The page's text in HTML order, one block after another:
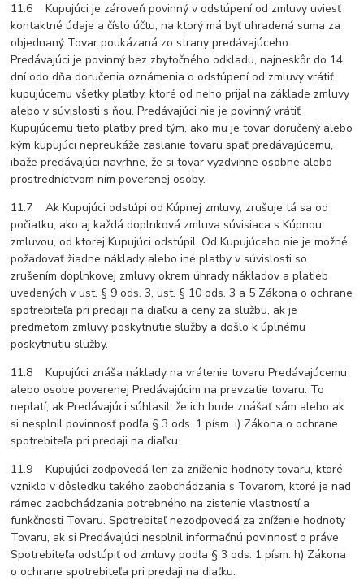
11.6 Kupujúci je zároveň povinný v odstúpení od zmluvy uviesť
kontaktné údaje a číslo účtu, na ktorý má byť uhradená suma za
objednaný Tovar poukázaná zo strany predávajúceho.
Predávajúci je povinný bez zbytočného odkladu, najneskôr do 14
dní odo dňa doručenia oznámenia o odstúpení od zmluvy vrátiť
kupujúcemu všetky platby, ktoré od neho prijal na základe zmluvy
alebo v súvislosti s ňou. Predávajúci nie je povinný vrátiť
Kupujúcemu tieto platby pred tým, ako mu je tovar doručený alebo
kým kupujúci nepreukáže zaslanie tovaru späť predávajúcemu,
ibaže predávajúci navrhne, že si tovar vyzdvihne osobne alebo
prostredníctvom ním poverenej osoby.
11.7 Ak Kupujúci odstúpi od Kúpnej zmluvy, zrušuje tá sa od
počiatku, ako aj každá doplnková zmluva súvisiaca s Kúpnou
zmluvou, od ktorej Kupujúci odstúpil. Od Kupujúceho nie je možné
požadovať žiadne náklady alebo iné platby v súvislosti so
zrušením doplnkovej zmluvy okrem úhrady nákladov a platieb
uvedených v ust. § 9 ods. 3, ust. § 10 ods. 3 a 5 Zákona o ochrane
spotrebiteľa pri predaji na diaľku a ceny za službu, ak je
predmetom zmluvy poskytnutie služby a došlo k úplnému
poskytnutiu služby.
11.8 Kupujúci znáša náklady na vrátenie tovaru Predávajúcemu
alebo osobe poverenej Predávajúcim na prevzatie tovaru. To
neplatí, ak Predávajúci súhlasil, že ich bude znášať sám alebo ak
si nesplnil povinnosť podľa § 3 ods. 1 písm. i) Zákona o ochrane
spotrebiteľa pri predaji na diaľku.
11.9 Kupujúci zodpovedá len za zníženie hodnoty tovaru, ktoré
vzniklo v dôsledku takého zaobchádzania s Tovarom, ktoré je nad
rámec zaobchádzania potrebného na zistenie vlastností a
funkčnosti Tovaru. Spotrebiteľ nezodpovedá za zníženie hodnoty
Tovaru, ak si Predávajúci nesplnil informačnú povinnosť o práve
Spotrebiteľa odstúpiť od zmluvy podľa § 3 ods. 1 písm. h) Zákona
o ochrane spotrebiteľa pri predaji na diaľku.